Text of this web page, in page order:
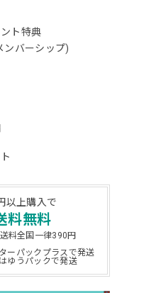
ト特典
ーシップ)
以上購入で
料無料
料全国一律390円
ーパックプラスで発送
ゆうパックで発送